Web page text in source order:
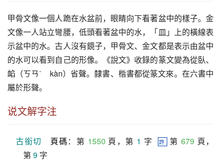
甲骨文像一個人跪在水盆前，眼睛向下看著盆中的樣子。金
文像一人站立彎腰，低頭看著盆中的水，「皿」上的橫線表
示盆中的水。古人沒有鏡子，甲骨文、金文都是表示由盆中
的水可以看到自己的形像。《說文》收錄的篆文變為從臥、
䘓（ㄎㄢˋ　kàn）省聲。隸書、楷書都從篆文來。在六書中
屬於形聲。
说文解字注
古銜切 頁碼 ：第 1550 頁，第 1 字 許 第 679 頁，
第 9 字